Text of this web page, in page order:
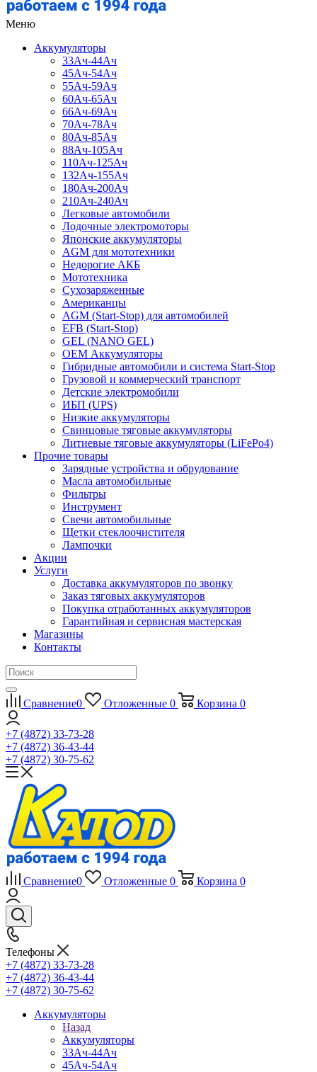
Меню
Аккумуляторы
33Ач-44Ач
45Ач-54Ач
55Ач-59Ач
60Ач-65Ач
66Ач-69Ач
70Ач-78Ач
80Ач-85Ач
88Ач-105Ач
110Ач-125Ач
132Ач-155Ач
180Ач-200Ач
210Ач-240Ач
Легковые автомобили
Лодочные электромоторы
Японские аккумуляторы
AGM для мототехники
Недорогие АКБ
Мототехника
Сухозаряженные
Американцы
AGM (Start-Stop) для автомобилей
EFB (Start-Stop)
GEL (NANO GEL)
OEM Аккумуляторы
Гибридные автомобили и система Start-Stop
Грузовой и коммерческий транспорт
Детские электромобили
ИБП (UPS)
Низкие аккумуляторы
Свинцовые тяговые аккумуляторы
Литиевые тяговые аккумуляторы (LiFePo4)
Прочие товары
Зарядные устройства и обрудование
Масла автомобильные
Фильтры
Инструмент
Свечи автомобильные
Щетки стеклоочистителя
Лампочки
Акции
Услуги
Доставка аккумуляторов по звонку
Заказ тяговых аккумуляторов
Покупка отработанных аккумуляторов
Гарантийная и сервисная мастерская
Магазины
Контакты
Сравнение0 Отложенные 0 Корзина 0
+7 (4872) 33-73-28
+7 (4872) 36-43-44
+7 (4872) 30-75-62
Сравнение0 Отложенные 0 Корзина 0
Телефоны
+7 (4872) 33-73-28
+7 (4872) 36-43-44
+7 (4872) 30-75-62
Аккумуляторы
Назад
Аккумуляторы
33Ач-44Ач
45Ач-54Ач